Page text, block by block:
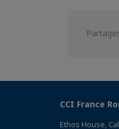
CCI France
Ethos House,